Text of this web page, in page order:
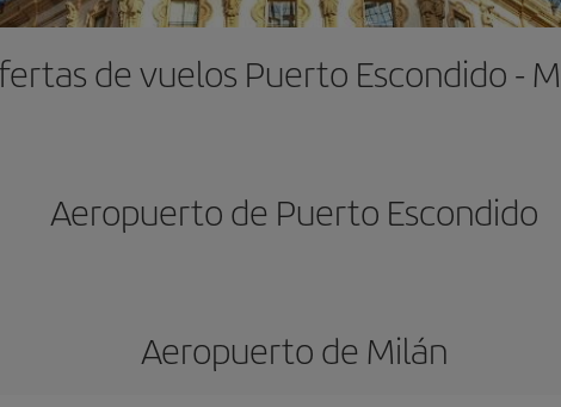
de vuelos Puerto Escondido -
Aeropuerto de Puerto Escondido
Aeropuerto de Milán